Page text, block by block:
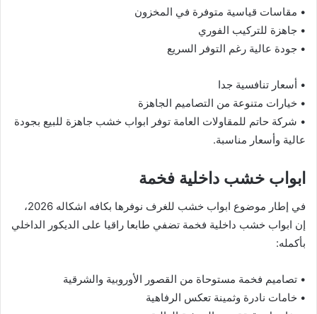
• مقاسات قياسية متوفرة في المخزون
• جاهزة للتركيب الفوري
• جودة عالية رغم التوفر السريع
• أسعار تنافسية جدا
• خيارات متنوعة من التصاميم الجاهزة
• شركة حاتم للمقاولات العامة توفر ابواب خشب جاهزة للبيع بجودة
عالية وأسعار مناسبة.
ابواب خشب داخلية فخمة
في إطار موضوع ابواب خشب للغرف نوفرها بكافه اشكاله 2026،
إن ابواب خشب داخلية فخمة تضفي طابعا راقيا على الديكور الداخلي
بأكمله:
• تصاميم فخمة مستوحاة من القصور الأوروبية والشرقية
• خامات نادرة وثمينة تعكس الرفاهية